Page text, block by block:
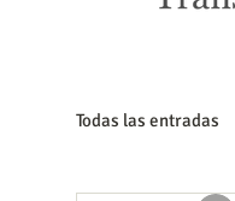
Todas las entradas